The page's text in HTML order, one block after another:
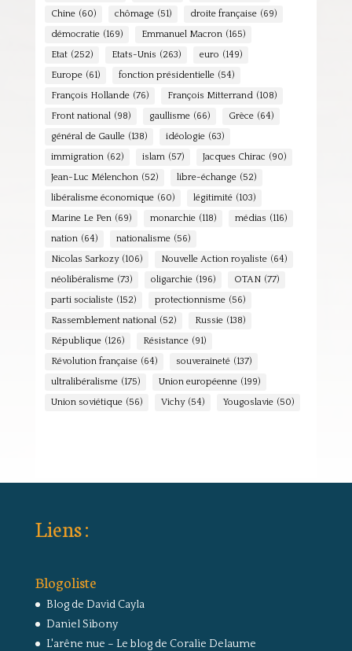
Chine (60) chômage (51) droite française (69)
démocratie (169) Emmanuel Macron (165)
Etat (252) Etats-Unis (263) euro (149)
Europe (61) fonction présidentielle (54)
François Hollande (76) François Mitterrand (108)
Front national (98) gaullisme (66) Grèce (64)
général de Gaulle (138) idéologie (63)
immigration (62) islam (57) Jacques Chirac (90)
Jean-Luc Mélenchon (52) libre-échange (52)
libéralisme économique (60) légitimité (103)
Marine Le Pen (69) monarchie (118) médias (116)
nation (64) nationalisme (56)
Nicolas Sarkozy (106) Nouvelle Action royaliste (64)
néolibéralisme (73) oligarchie (196) OTAN (77)
parti socialiste (152) protectionnisme (56)
Rassemblement national (52) Russie (138)
République (126) Résistance (91)
Révolution française (64) souveraineté (137)
ultralibéralisme (175) Union européenne (199)
Union soviétique (56) Vichy (54) Yougoslavie (50)
Liens :
Blogoliste
Blog de David Cayla
Daniel Sibony
L'arêne nue – Le blog de Coralie Delaume